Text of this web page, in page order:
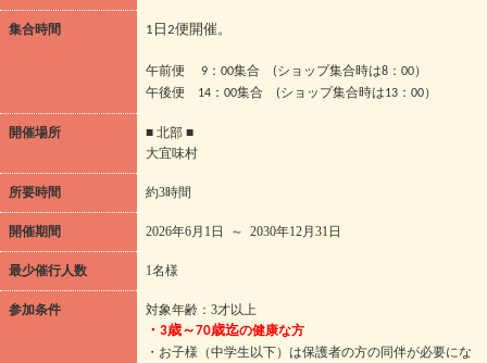
集合時間 1日2便開催。
午前便 9：00集合 (ショップ集合時は8：00）
午後便 14：00集合 (ショップ集合時は13：00）
開催場所
■ 北部 ■
大宜味村
所要時間 約3時間
開催期間 2026年6月1日 ～ 2030年12月31日
最少催行人数 1名様
参加条件 対象年齢：3才以上
・3歳～70歳迄の健康な方
・お子様（中学生以下）は保護者の方の同伴が必要にな